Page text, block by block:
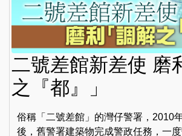
二號差館新差使 磨
之『都』」
俗稱「二號差館」的灣仔警署，2010
後，舊警署建築物完成警政任務，一